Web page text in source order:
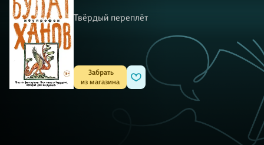
Твёрдый переплёт
Забрать
из магазина